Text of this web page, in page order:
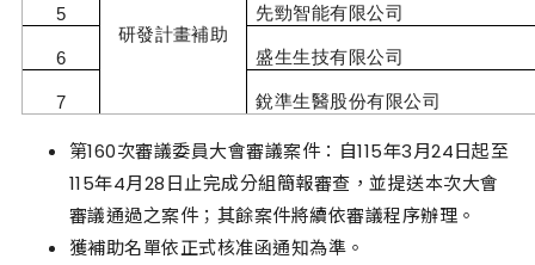
研發計畫補助
5 先勁智能有限公司
6 盛生生技有限公司
7 銳準生醫股份有限公司
第160次審議委員大會審議案件：自115年3月24日起至
115年4月28日止完成分組簡報審查，並提送本次大會
審議通過之案件；其餘案件將續依審議程序辦理。
獲補助名單依正式核准函通知為準。